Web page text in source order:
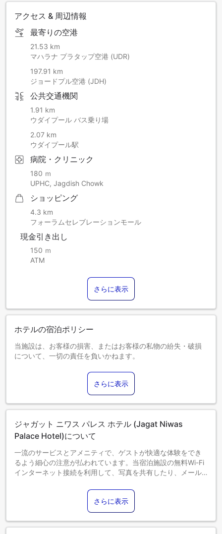
アクセス & 周辺情報
最寄りの空港
21.53 km
マハラナ プラタップ空港 (UDR)
197.91 km
ジョードプル空港 (JDH)
公共交通機関
1.91 km
ウダイプール バス乗り場
2.07 km
ウダイプール駅
病院・クリニック
180 ｍ
UPHC, Jagdish Chowk
ショッピング
4.3 km
フォーラムセレブレーションモール
現金引き出し
150 ｍ
ATM
さらに表示
ホテルの宿泊ポリシー
当施設は、お客様の損害、またはお客様の私物の紛失・破損
について、一切の責任を負いかねます。
添い寝の場合は宿泊無料です。＜ご注意＞ベビーベッドのご
利用には追加料金が発生する場合があります。また、利用可
否は空き状況によります。
1～7歳までのお子さま
8歳以上のゲストは大人とみなされます。
エキストラベッドの追加可否は、お部屋タイプにより異なり
さらに表示
ジャガット ニワス パレス ホテル (Jagat Niwas
Palace Hotel)について
一流のサービスとアメニティで、ゲストが快適な体験をでき
るよう細心の注意が払われています。当宿泊施設の無料Wi-Fi
インターネット接続を利用して、写真を共有したり、メール
は、ご到着前に当宿泊施設にて手配いたします。当宿泊施設
で提供される送迎サービスを利用すれば、ウダイプール観光
がさらに手軽になります。 駐車場は、車でお越しのお客様の
ために当宿泊施設によって提供されています。当宿泊施設で
さらに表示